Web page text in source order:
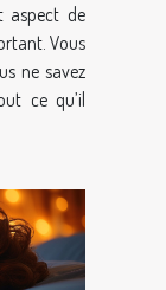
aspect de
Vous
ne savez
ce qu’il